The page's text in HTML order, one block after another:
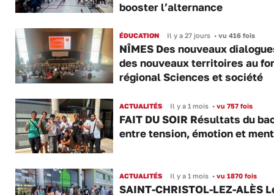
booster l’alternance
ÉDUCATION Il y a 27 jours •vu 416 fois
NÎMES Des nouveaux
des nouveaux territoires au
régional Sciences et société
ACTUALITÉS Il y a 1 mois •vu 757 fois
FAIT DU SOIR Résultats du
entre tension, émotion et
ACTUALITÉS Il y a 1 mois •vu 1870 fois
SAINT-CHRISTOL-LEZ-ALÈS